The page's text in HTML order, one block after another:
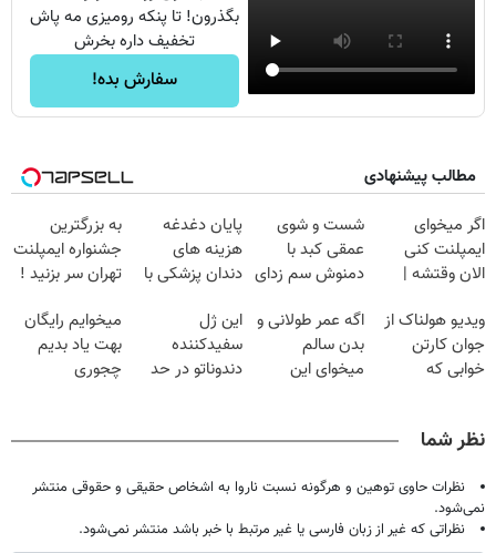
بگذرون! تا پنکه رومیزی مه پاش
تخفیف داره بخرش
سفارش بده!
مطالب پیشنهادی
اگر میخوای
ایمپلنت کنی
الان وقتشه |
میلیون تومان!!!
شست و شوی
عمقی کبد با
دمنوش سم زدای
پایان دغدغه
هزینه های
دندان پزشکی با
خانگی
به بزرگترین
جشنواره ایمپلنت
تهران سر بزنید !
میلیون !
ویدیو هولناک از
جوان کارتن
خوابی که
اگه عمر طولانی و
بدن سالم
میخوای این
این ژل
سفیدکننده
دندوناتو در حد
(40%تخفیف)
میخوایم رایگان
بهت یاد بدیم
چجوری
مجانیه
نظر شما
نظرات حاوی توهین و هرگونه نسبت ناروا به اشخاص حقیقی و حقوقی منتشر
نمی‌شود.
نظراتی که غیر از زبان فارسی یا غیر مرتبط با خبر باشد منتشر نمی‌شود.